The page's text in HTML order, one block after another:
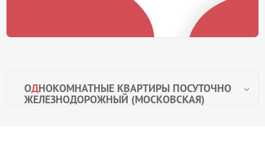
ОДНОКОМНАТНЫЕ КВАРТИРЫ ПОСУТОЧНО
ЖЕЛЕЗНОДОРОЖНЫЙ (МОСКОВСКАЯ)